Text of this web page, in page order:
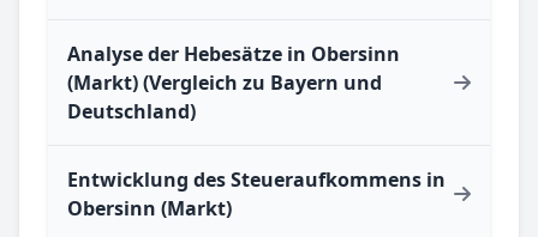
Analyse der Hebesätze in Obersinn
(Markt) (Vergleich zu Bayern und
Deutschland)
Entwicklung des Steueraufkommens in
Obersinn (Markt)